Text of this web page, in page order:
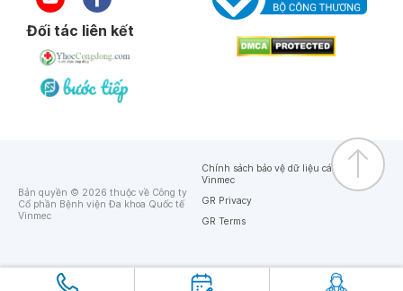
Đối tác liên kết
Bản quyền © 2026 thuộc về Công ty
Cổ phần Bệnh viện Đa khoa Quốc tế
Vinmec
Chính sách bảo vệ dữ liệu cá nhân của
Vinmec
GR Privacy
GR Terms